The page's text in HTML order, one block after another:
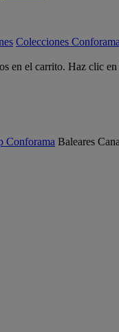
Colecciones Conforama
en el carrito. Haz clic
Conforama Baleares